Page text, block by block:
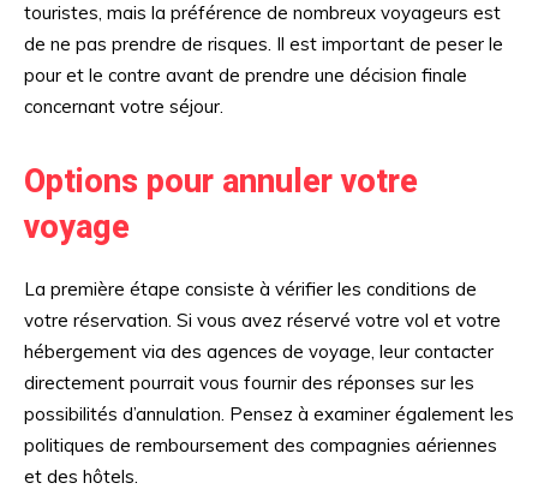
touristes, mais la préférence de nombreux voyageurs est
de ne pas prendre de risques. Il est important de peser le
pour et le contre avant de prendre une décision finale
concernant votre séjour.
Options pour annuler votre
voyage
La première étape consiste à vérifier les conditions de
votre réservation. Si vous avez réservé votre vol et votre
hébergement via des agences de voyage, leur contacter
directement pourrait vous fournir des réponses sur les
possibilités d’annulation. Pensez à examiner également les
politiques de remboursement des compagnies aériennes
et des hôtels.